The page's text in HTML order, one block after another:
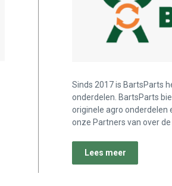
Sinds 2017 is BartsParts
onderdelen. BartsParts
originele agro onderdelen
onze Partners van over de
Lees meer